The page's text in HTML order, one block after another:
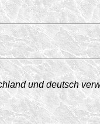
und deutsch